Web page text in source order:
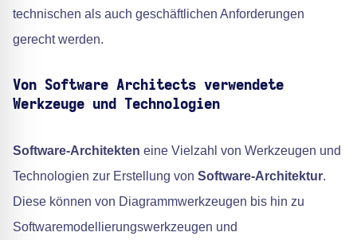
technischen als auch geschäftlichen Anforderungen
gerecht werden.
Von Software Architects verwendete
Werkzeuge und Technologien
Software-Architekten eine Vielzahl von Werkzeugen und
Technologien zur Erstellung von Software-Architektur.
Diese können von Diagrammwerkzeugen bis hin zu
Softwaremodellierungswerkzeugen und